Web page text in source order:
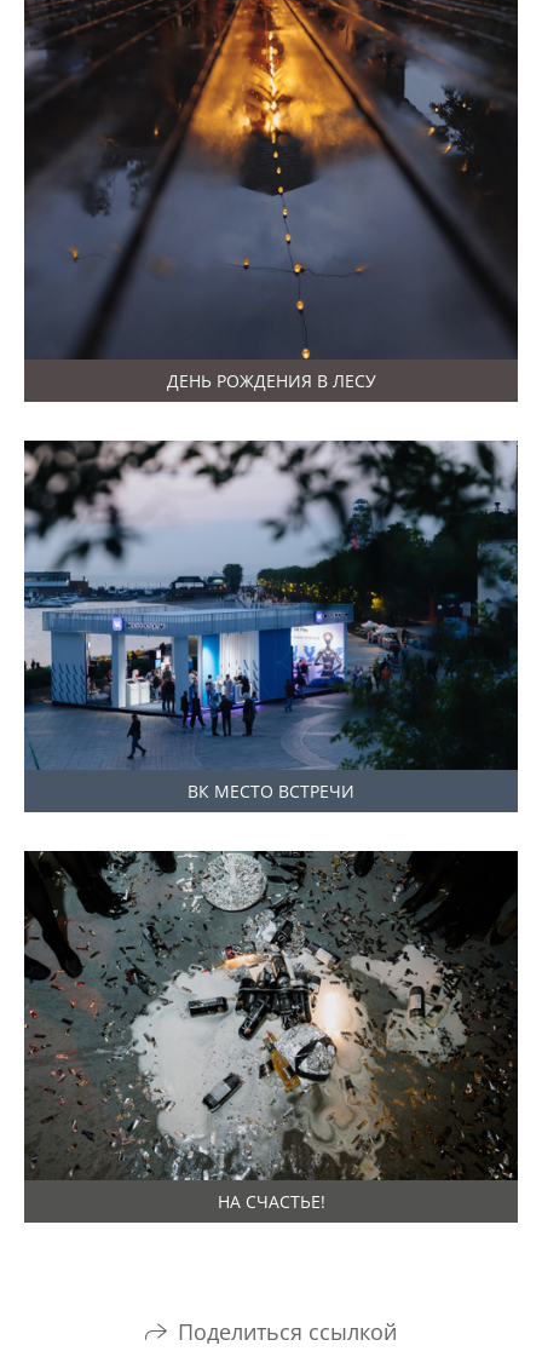
ДЕНЬ РОЖДЕНИЯ В ЛЕСУ
ВК МЕСТО ВСТРЕЧИ
НА СЧАСТЬЕ!
Поделиться ссылкой